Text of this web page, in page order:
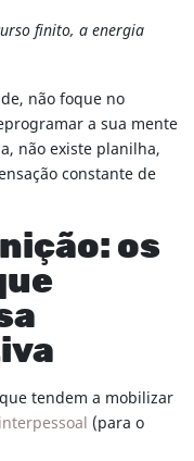
finito, a energia
não foque no
a sua mente
não existe planilha,
constante de
os
tendem a mobilizar
(para o